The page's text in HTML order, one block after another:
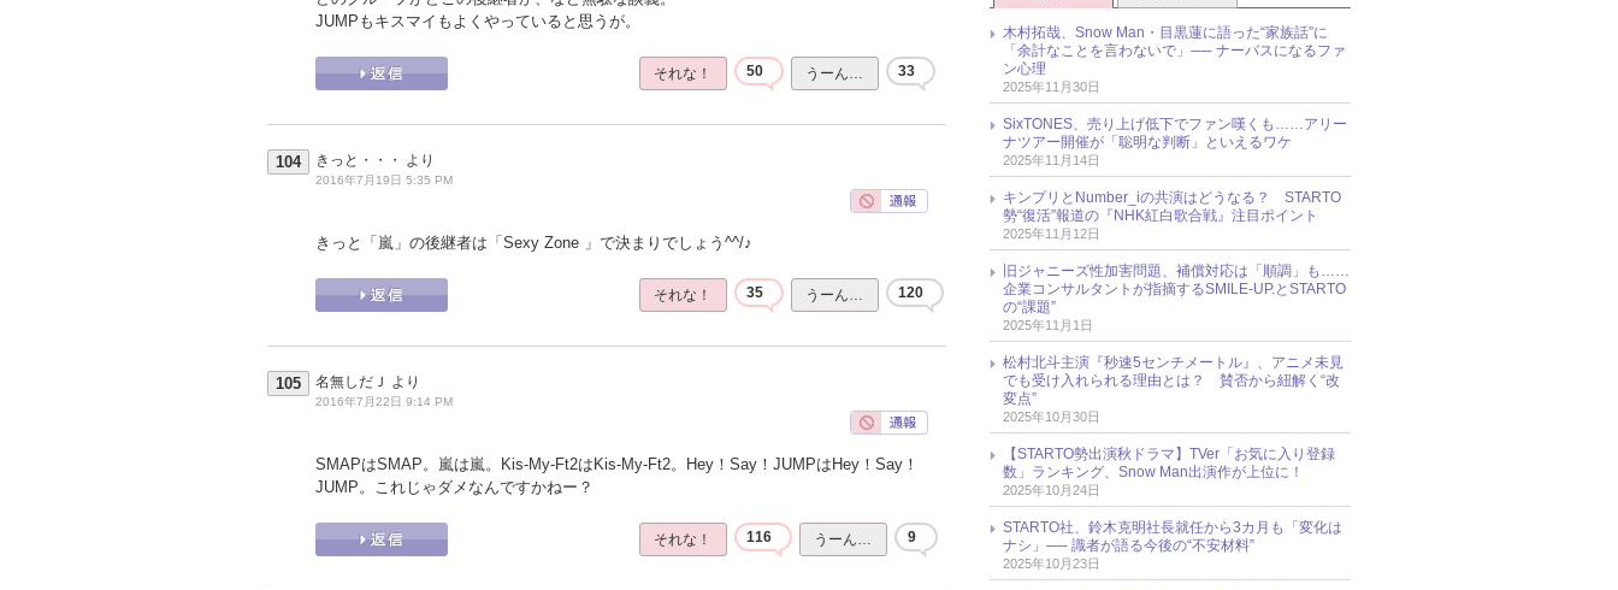
JUMPもキスマイもよくやっていると思うが。
それな！ 50 うーん… 33
104 きっと・・・ より
2016年7月19日 5:35 PM
きっと「嵐」の後継者は「Sexy Zone 」で決まりでしょう^^/♪
それな！ 35 うーん… 120
105 名無しだＪ より
2016年7月22日 9:14 PM
SMAPはSMAP。嵐は嵐。Kis-My-Ft2はKis-My-Ft2。Hey！Say！JUMPはHey！Say！
JUMP。これじゃダメなんですかねー？
それな！ 116 うーん… 9
木村拓哉、Snow Man・目黒蓮に語った“家族話”に
「余計なことを言わないで」── ナーバスになるファ
ン心理
2025年11月30日
SixTONES、売り上げ低下でファン嘆くも……アリー
ナツアー開催が「聡明な判断」といえるワケ
2025年11月14日
キンプリとNumber_iの共演はどうなる？ STARTO
勢“復活”報道の『NHK紅白歌合戦』注目ポイント
2025年11月12日
旧ジャニーズ性加害問題、補償対応は「順調」も……
企業コンサルタントが指摘するSMILE-UP.とSTARTO
の“課題”
2025年11月1日
松村北斗主演『秒速5センチメートル』、アニメ未見
でも受け入れられる理由とは？ 賛否から紐解く“改
変点”
2025年10月30日
【STARTO勢出演秋ドラマ】TVer「お気に入り登録
数」ランキング、Snow Man出演作が上位に！
2025年10月24日
STARTO社、鈴木克明社長就任から3カ月も「変化は
ナシ」── 識者が語る今後の“不安材料”
2025年10月23日